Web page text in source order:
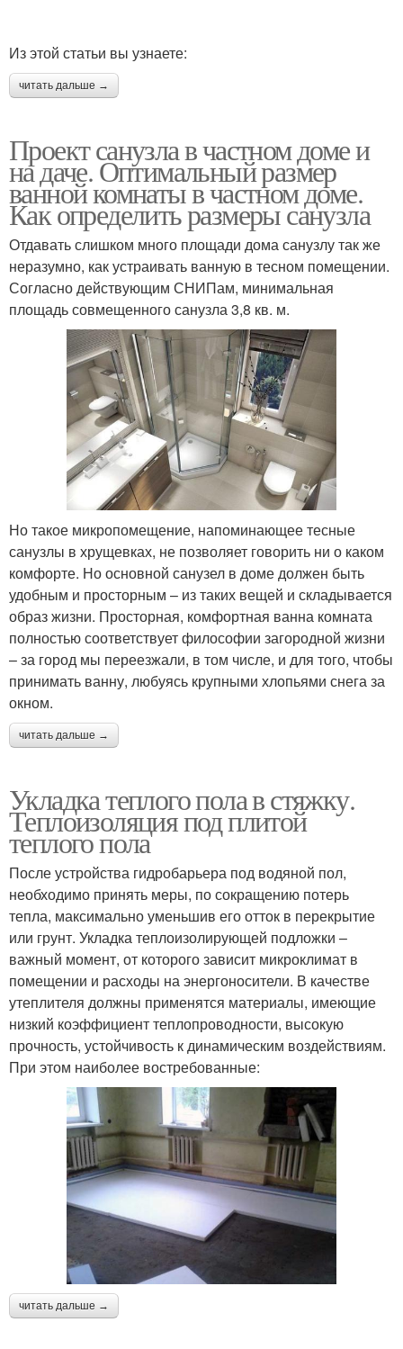
Из этой статьи вы узнаете:
читать дальше →
Проект санузла в частном доме и
на даче. Оптимальный размер
ванной комнаты в частном доме.
Как определить размеры санузла
Отдавать слишком много площади дома санузлу так же
неразумно, как устраивать ванную в тесном помещении.
Согласно действующим СНИПам, минимальная
площадь совмещенного санузла 3,8 кв. м.
Но такое микропомещение, напоминающее тесные
санузлы в хрущевках, не позволяет говорить ни о каком
комфорте. Но основной санузел в доме должен быть
удобным и просторным – из таких вещей и складывается
образ жизни. Просторная, комфортная ванна комната
полностью соответствует философии загородной жизни
– за город мы переезжали, в том числе, и для того, чтобы
принимать ванну, любуясь крупными хлопьями снега за
окном.
читать дальше →
Укладка теплого пола в стяжку.
Теплоизоляция под плитой
теплого пола
После устройства гидробарьера под водяной пол,
необходимо принять меры, по сокращению потерь
тепла, максимально уменьшив его отток в перекрытие
или грунт. Укладка теплоизолирующей подложки –
важный момент, от которого зависит микроклимат в
помещении и расходы на энергоносители. В качестве
утеплителя должны применятся материалы, имеющие
низкий коэффициент теплопроводности, высокую
прочность, устойчивость к динамическим воздействиям.
При этом наиболее востребованные:
читать дальше →